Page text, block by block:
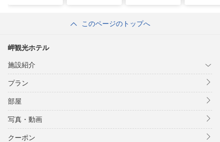
このページのトップへ
岬観光ホテル
施設紹介
プラン
部屋
写真・動画
クーポン